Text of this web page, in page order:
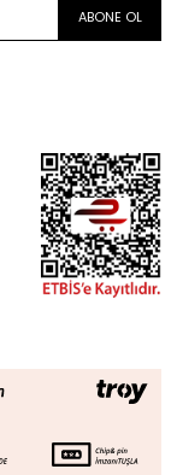
ABONE OL